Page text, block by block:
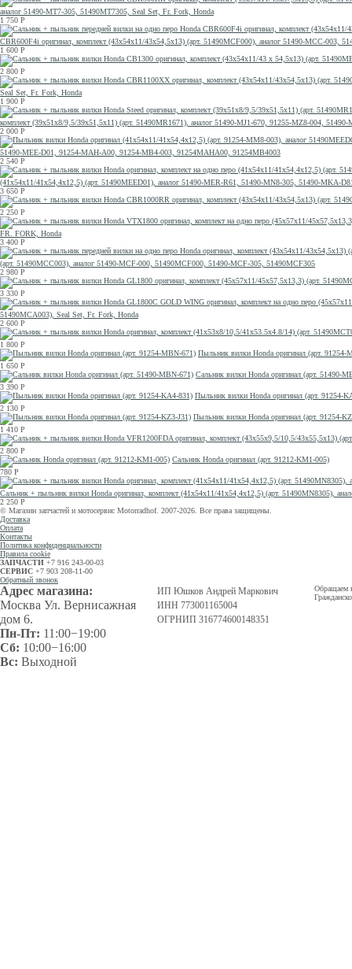
аналог 51490-MT7-305, 51490MT7305, Seal Set, Fr. Fork, Honda
1 750 Р
CBR600F4i оригинал, комплект (43x54x11/43x54,5x13) (арт. 51490MCF000), аналог 51490-MCC-
1 600 Р
2 800 Р
Seal Set, Fr. Fork, Honda
1 900 Р
комплект (39x51x8/9,5/39x51,5x11) (арт. 51490MR1671), аналог 51490-MJ1-670, 91255-MZ8-004,
2 000 Р
51490-MEE-D01, 91254-MAH-A00, 91254-MB4-003, 91254MAHA00, 91254MB4003
2 540 Р
(41x54x11/41x54,4x12,5) (арт. 51490MEED01), аналог 51490-MER-R61, 51490-MN8-305, 51490-MKA-
3 650 Р
2 250 Р
FR. FORK, Honda
3 400 Р
(арт. 51490MCC003), аналог 51490-MCF-000, 51490MCF000, 51490-MCF-305, 51490MCF305
2 980 Р
3 330 Р
51490MCA003), Seal Set, Fr. Fork, Honda
2 600 Р
1 800 Р
Пыльник вилки Honda оригинал (арт. 91254-
1 650 Р
Сальник вилки Honda оригинал (арт. 51490-
3 390 Р
Пыльник вилки Honda оригинал (арт. 91254-
2 130 Р
Пыльник вилки Honda оригинал (арт. 91254-
1 410 Р
2 800 Р
Сальник Honda оригинал (арт. 91212-KM1-005)
780 Р
Сальник + пыльник вилки Honda оригинал, комплект (41x54x11/41x54,4x12,5) (арт. 51490MN8305),
2 250 Р
© Магазин запчастей и мотосервис Motorradhof. 2007-2026. Все права защищены.
Доставка
Оплата
Контакты
Политика конфиденциальности
Правила cookie
ЗАПЧАСТИ +7 916 243-00-03
СЕРВИС +7 903 208-11-00
Обратный звонок
Адрес магазина:
Москва Ул. Вернисажная
дом 6.
Пн-Пт: 11:00−19:00
Сб: 10:00−16:00
Вс: Выходной
ИП Юшков Андрей Маркович
ИНН 773001165004
ОГРНИП 316774600148351
Обращаем